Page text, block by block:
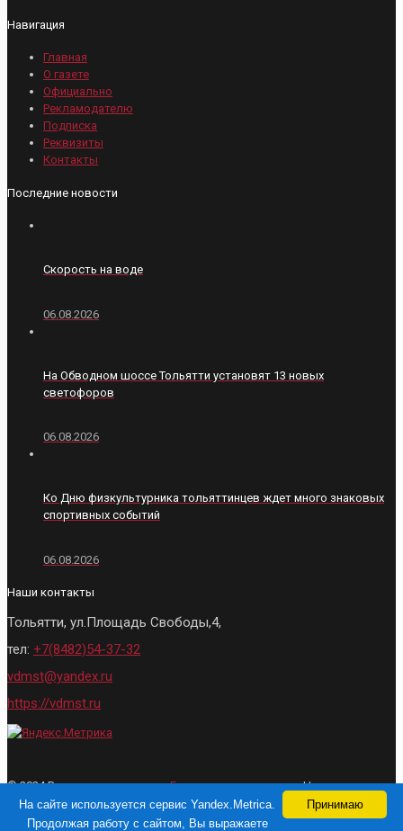
Навигация
Главная
О газете
Официально
Рекламодателю
Подписка
Реквизиты
Контакты
Последние новости
Скорость на воде
06.08.2026
На Обводном шоссе Тольятти установят 13 новых
светофоров
06.08.2026
Ко Дню физкультурника тольяттинцев ждет много знаковых
спортивных событий
06.08.2026
Наши контакты
Тольятти, ул.Площадь Свободы,4,
тел: +7(8482)54-37-32
vdmst@yandex.ru
https://vdmst.ru
© 2024 Все права защищены.Городские ведомости- Новости
Тольятти. При использовании материалов, активная ссылка на сайт
обязательна
Принимаю
На сайте используется сервис Yandex.Metrica.
Продолжая работу с сайтом, Вы выражаете